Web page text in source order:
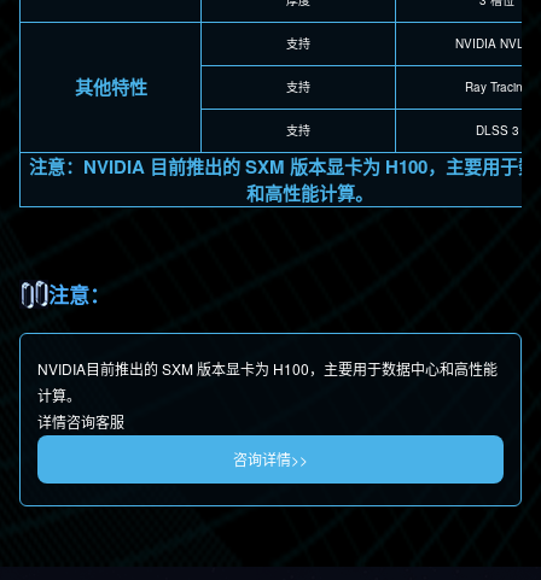
其他特性
支持 NVIDIA NVLink
支持 Ray Tracing
支持 DLSS 3
注意：NVIDIA 目前推出的 SXM 版本显卡为 H100，主要用于
和高性能计算。
注意：
NVIDIA目前推出的 SXM 版本显卡为 H100，主要用于数据中心和高性能
计算。
详情咨询客服
咨询详情>>